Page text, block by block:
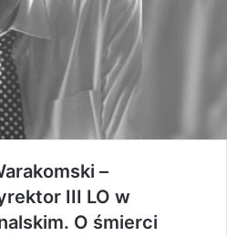
–
III LO w
O śmierci